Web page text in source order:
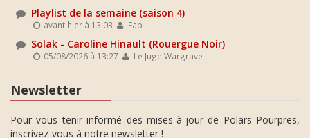
Playlist de la semaine (saison 4)
avant hier à 13:03 Fab
Solak - Caroline Hinault (Rouergue Noir)
05/08/2026 à 13:27 Le Juge Wargrave
Newsletter
Pour vous tenir informé des mises-à-jour de Polars Pourpres,
inscrivez-vous à notre newsletter !